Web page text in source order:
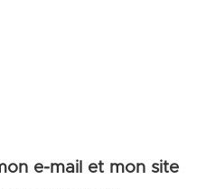
e-mail et mon site